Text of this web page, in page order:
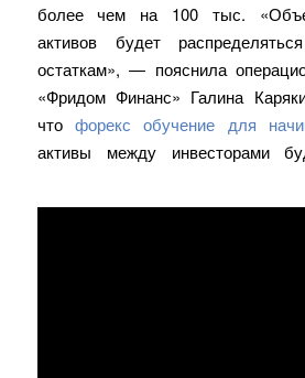
более чем на 100 тыс.
активов будет
остаткам», — пояснила
«Фридом Финанс» Галина
что форекс обучение для
активы между инвесторами